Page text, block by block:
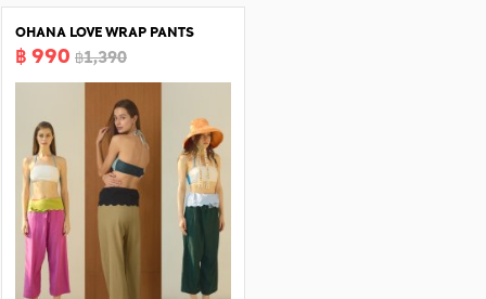
OHANA LOVE WRAP PANTS
฿ 990 ฿1,390